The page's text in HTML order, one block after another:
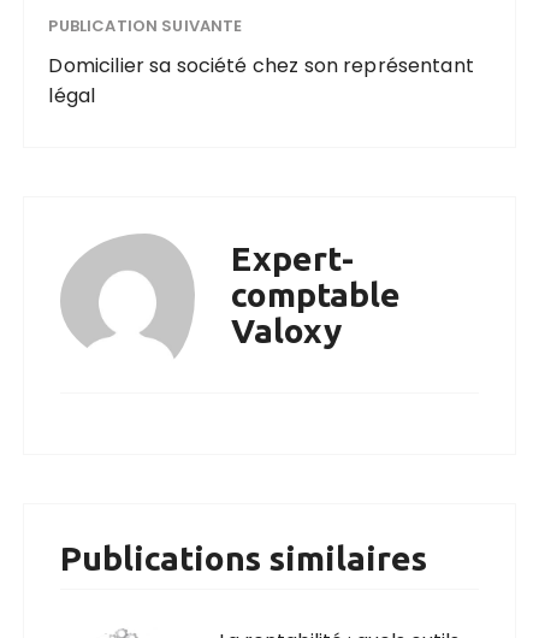
PUBLICATION SUIVANTE
Domicilier sa société chez son représentant
légal
Expert-
comptable
Valoxy
Publications similaires